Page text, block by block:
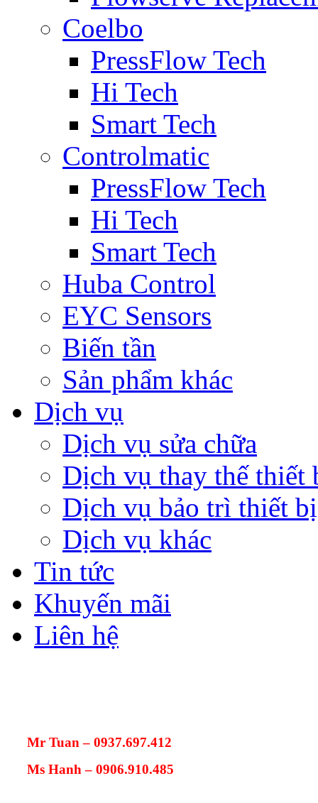
Coelbo
PressFlow Tech
Hi Tech
Smart Tech
Controlmatic
PressFlow Tech
Hi Tech
Smart Tech
Huba Control
EYC Sensors
Biến tần
Sản phẩm khác
Dịch vụ
Dịch vụ sửa chữa
Dịch vụ thay thế thiết
Dịch vụ bảo trì thiết bị
Dịch vụ khác
Tin tức
Khuyến mãi
Liên hệ
Mr Tuan – 0937.697.412
Ms Hanh – 0906.910.485